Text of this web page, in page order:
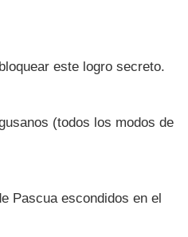
este logro secreto.
(todos los modos de
Pascua escondidos en el